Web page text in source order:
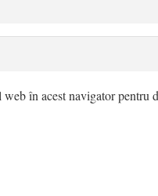
în acest navigator pentru